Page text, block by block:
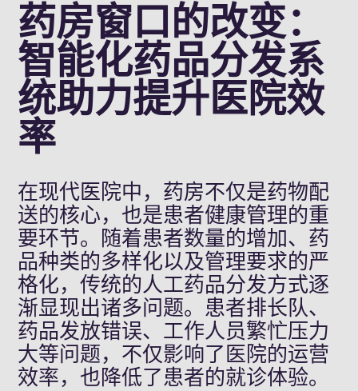
药房窗口的改变：
智能化药品分发系
统助力提升医院效
率
在现代医院中，药房不仅是药物配
送的核心，也是患者健康管理的重
要环节。随着患者数量的增加、药
品种类的多样化以及管理要求的严
格化，传统的人工药品分发方式逐
渐显现出诸多问题。患者排长队、
药品发放错误、工作人员繁忙压力
大等问题，不仅影响了医院的运营
效率，也降低了患者的就诊体验。